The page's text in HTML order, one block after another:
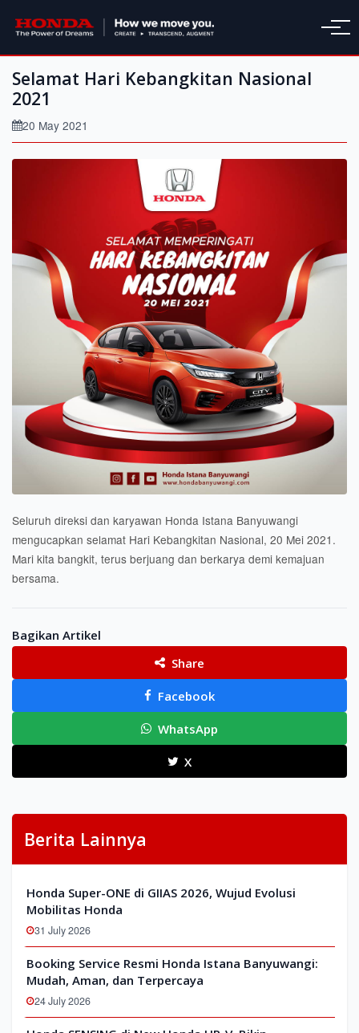
Selamat Hari Kebangkitan Nasional
2021
20 May 2021
Seluruh direksi dan karyawan Honda Istana Banyuwangi
mengucapkan selamat Hari Kebangkitan Nasional, 20 Mei 2021.
Mari kita bangkit, terus berjuang dan berkarya demi kemajuan
bersama.
Bagikan Artikel
Share
Facebook
WhatsApp
X
Berita Lainnya
Honda Super-ONE di GIIAS 2026, Wujud Evolusi
Mobilitas Honda
31 July 2026
Booking Service Resmi Honda Istana Banyuwangi:
Mudah, Aman, dan Terpercaya
24 July 2026